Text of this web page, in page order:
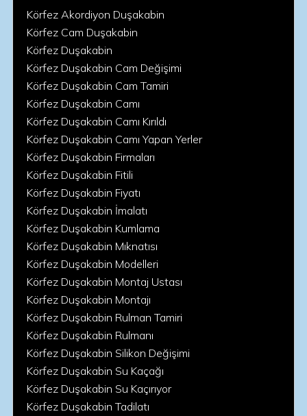
Körfez Akordiyon Duşakabin
Körfez Cam Duşakabin
Körfez Duşakabin
Körfez Duşakabin Cam Değişimi
Körfez Duşakabin Cam Tamiri
Körfez Duşakabin Camı
Körfez Duşakabin Camı Kırıldı
Körfez Duşakabin Camı Yapan Yerler
Körfez Duşakabin Firmaları
Körfez Duşakabin Fitili
Körfez Duşakabin Fiyatı
Körfez Duşakabin İmalatı
Körfez Duşakabin Kumlama
Körfez Duşakabin Mıknatısı
Körfez Duşakabin Modelleri
Körfez Duşakabin Montaj Ustası
Körfez Duşakabin Montajı
Körfez Duşakabin Rulman Tamiri
Körfez Duşakabin Rulmanı
Körfez Duşakabin Silikon Değişimi
Körfez Duşakabin Su Kaçağı
Körfez Duşakabin Su Kaçırıyor
Körfez Duşakabin Tadilatı